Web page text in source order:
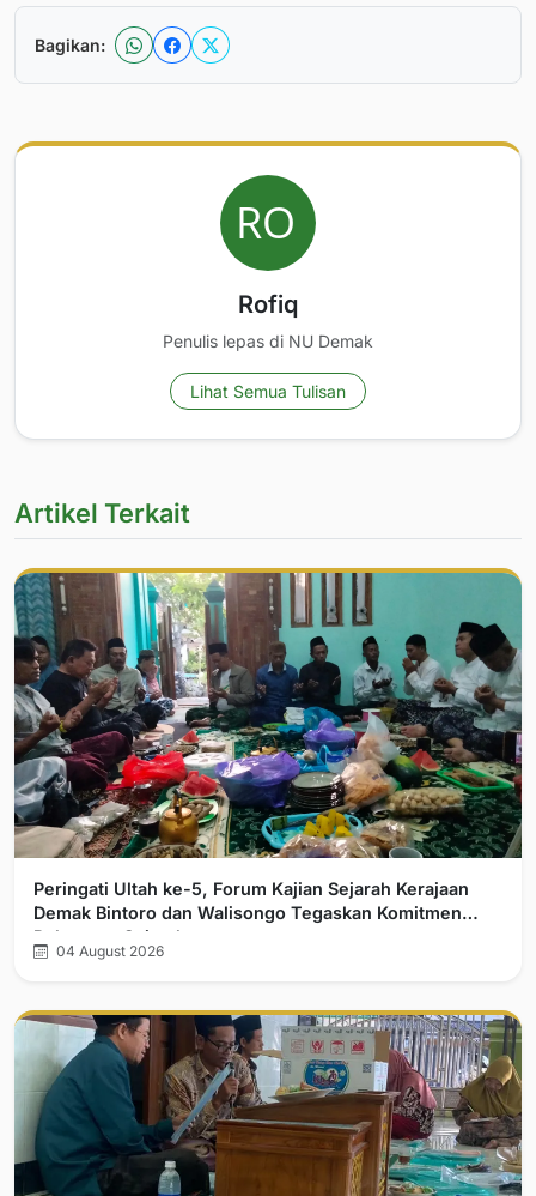
Bagikan:
Rofiq
Penulis lepas di NU Demak
Lihat Semua Tulisan
Artikel Terkait
Peringati Ultah ke-5, Forum Kajian Sejarah Kerajaan
Demak Bintoro dan Walisongo Tegaskan Komitmen
Pelurusan Sejarah
04 August 2026